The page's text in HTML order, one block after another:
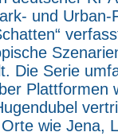
und Urban-
Die Serie
Plattformen
wie Jena,